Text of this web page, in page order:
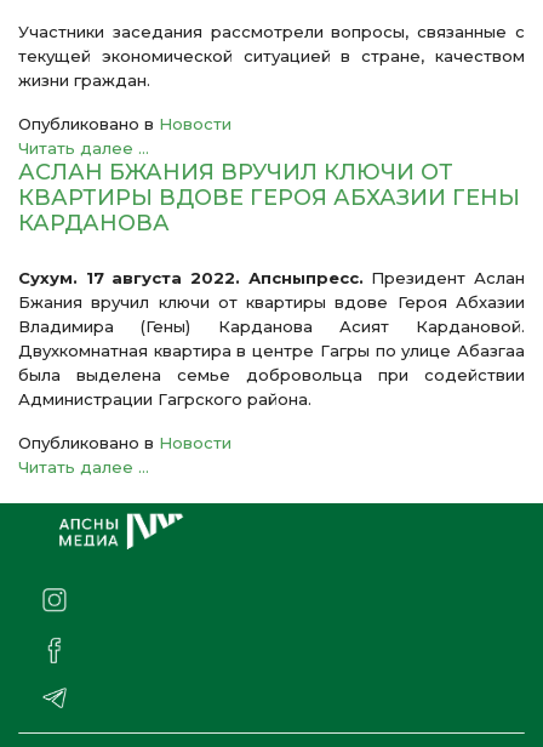
Участники заседания рассмотрели вопросы, связанные с
текущей экономической ситуацией в стране, качеством
жизни граждан.
Опубликовано в Новости
Читать далее ...
АСЛАН БЖАНИЯ ВРУЧИЛ КЛЮЧИ ОТ
КВАРТИРЫ ВДОВЕ ГЕРОЯ АБХАЗИИ ГЕНЫ
КАРДАНОВА
Сухум. 17 августа 2022. Апсныпресс. Президент Аслан
Бжания вручил ключи от квартиры вдове Героя Абхазии
Владимира (Гены) Карданова Асият Кардановой.
Двухкомнатная квартира в центре Гагры по улице Абазгаа
была выделена семье добровольца при содействии
Администрации Гагрского района.
Опубликовано в Новости
Читать далее ...